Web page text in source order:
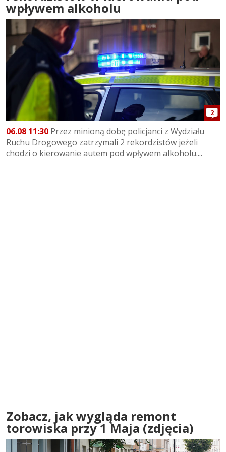
wpływem alkoholu
2
06.08 11:30 Przez minioną dobę policjanci z Wydziału
Ruchu Drogowego zatrzymali 2 rekordzistów jeżeli
chodzi o kierowanie autem pod wpływem alkoholu....
Zobacz, jak wygląda remont
torowiska przy 1 Maja (zdjęcia)